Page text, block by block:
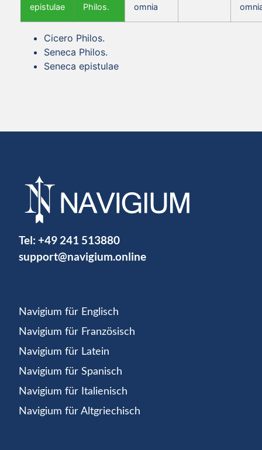
epistulae
Philos.
omnia
Cicero Philos.
Seneca Philos.
Seneca epistulae
Tel: +49 241 513880
support@navigium.online
Navigium für Englisch
Navigium für Französisch
Navigium für Latein
Navigium für Spanisch
Navigium für Italienisch
Navigium für Altgriechisch